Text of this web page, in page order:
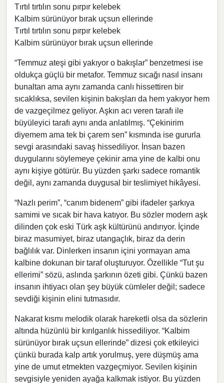
Tırtıl tırtılın sonu pırpır kelebek
Kalbim sürünüyor bırak uçsun ellerinde
Tırtıl tırtılın sonu pırpır kelebek
Kalbim sürünüyor bırak uçsun ellerinde
“Temmuz ateşi gibi yakıyor o bakışlar” benzetmesi ise
oldukça güçlü bir metafor. Temmuz sıcağı nasıl insanı
bunaltan ama aynı zamanda canlı hissettiren bir
sıcaklıksa, sevilen kişinin bakışları da hem yakıyor hem
de vazgeçilmez geliyor. Aşkın acı veren tarafı ile
büyüleyici tarafı aynı anda anlatılmış. “Çekinirim
diyemem ama tek bi çarem sen” kısmında ise gururla
sevgi arasındaki savaş hissediliyor. İnsan bazen
duygularını söylemeye çekinir ama yine de kalbi onu
aynı kişiye götürür. Bu yüzden şarkı sadece romantik
değil, aynı zamanda duygusal bir teslimiyet hikâyesi.
“Nazlı perim”, “canım bidenem” gibi ifadeler şarkıya
samimi ve sıcak bir hava katıyor. Bu sözler modern aşk
dilinden çok eski Türk aşk kültürünü andırıyor. İçinde
biraz masumiyet, biraz utangaçlık, biraz da derin
bağlılık var. Dinlerken insanın içini yormayan ama
kalbine dokunan bir taraf oluşturuyor. Özellikle “Tut şu
ellerimi” sözü, aslında şarkının özeti gibi. Çünkü bazen
insanın ihtiyacı olan şey büyük cümleler değil; sadece
sevdiği kişinin elini tutmasıdır.
Nakarat kısmı melodik olarak hareketli olsa da sözlerin
altında hüzünlü bir kırılganlık hissediliyor. “Kalbim
sürünüyor bırak uçsun ellerinde” dizesi çok etkileyici
çünkü burada kalp artık yorulmuş, yere düşmüş ama
yine de umut etmekten vazgeçmiyor. Sevilen kişinin
sevgisiyle yeniden ayağa kalkmak istiyor. Bu yüzden